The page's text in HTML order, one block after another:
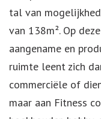
tal van
van 138m². Op
aangename en
ruimte leent zich
commerciële of
maar aan Fitness